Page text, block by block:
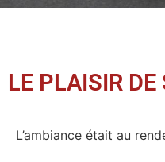
LE PLAISIR DE
L’ambiance était au